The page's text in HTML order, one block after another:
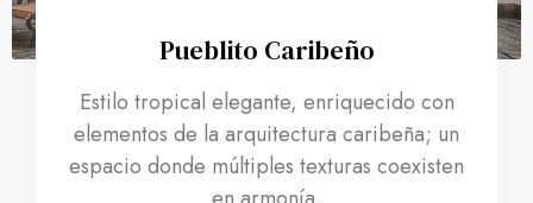
Pueblito Caribeño
Estilo tropical elegante, enriquecido con
elementos de la arquitectura caribeña; un
espacio donde múltiples texturas coexisten